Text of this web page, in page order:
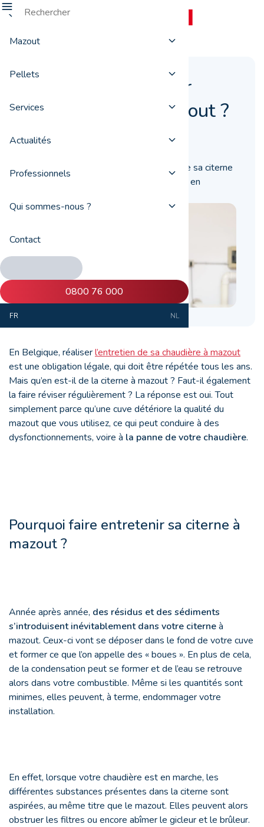
Mazout
Pellets
Services
Actualités
Professionnels
Qui sommes-nous ?
Contact
0800 76 000
FR NL
Pourquoi entretenir
votre citerne à mazout ?
02 avril 2024
Il est important de réaliser l’entretien de sa citerne
à mazout de façon régulière. Nous vous en
En Belgique, réaliserl’entretien de sa chaudière à mazout
est une obligation légale, qui doit être répétée tous les ans.
Mais qu’en est-il de la citerne à mazout ? Faut-il également
la faire réviser régulièrement ? La réponse est oui. Tout
simplement parce qu’une cuve détériore la qualité du
mazout que vous utilisez, ce qui peut conduire à des
dysfonctionnements, voire à la panne de votre chaudière.
Pourquoi faire entretenir sa citerne à
mazout ?
Année après année, des résidus et des sédiments
s’introduisent inévitablement dans votre citerneà
mazout. Ceux-ci vont se déposer dans le fond de votre cuve
et former ce que l’on appelle des « boues ». En plus de cela,
de la condensation peut se former et de l’eau se retrouve
alors dans votre combustible. Même si les quantités sont
minimes, elles peuvent, à terme, endommager votre
installation.
En effet, lorsque votre chaudière est en marche, les
différentes substances présentes dans la citerne sont
aspirées, au même titre que le mazout. Elles peuvent alors
obstruer les filtres ou encore abîmer le gicleur et le brûleur.